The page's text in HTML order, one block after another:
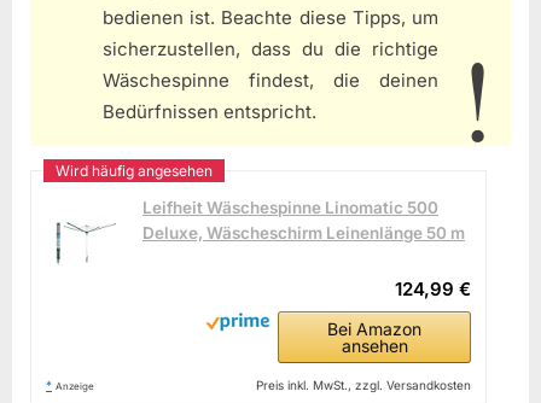
bedienen ist. Beachte diese Tipps, um
sicherzustellen, dass du die richtige
Wäschespinne findest, die deinen
Bedürfnissen entspricht.
Leifheit Wäschespinne Linomatic 500
Deluxe, Wäscheschirm Leinenlänge 50 m
124,99 €
Bei Amazon
ansehen
* Anzeige Preis inkl. MwSt., zzgl. Versandkosten